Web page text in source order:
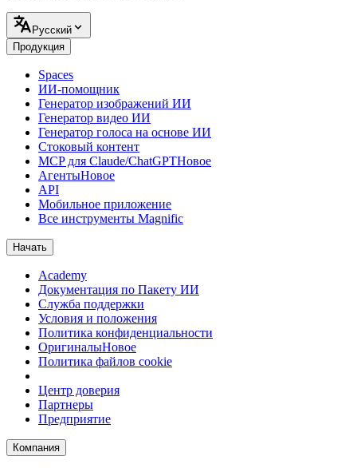
Pусский
Продукция
Spaces
ИИ-помощник
Генератор изображений ИИ
Генератор видео ИИ
Генератор голоса на основе ИИ
Стоковый контент
MCP для Claude/ChatGPTНовое
АгентыНовое
API
Мобильное приложение
Все инструменты Magnific
Начать
Academy
Документация по Пакету ИИ
Служба поддержки
Условия и положения
Политика конфиденциальности
ОригиналыНовое
Политика файлов cookie
Центр доверия
Партнеры
Предприятие
Компания